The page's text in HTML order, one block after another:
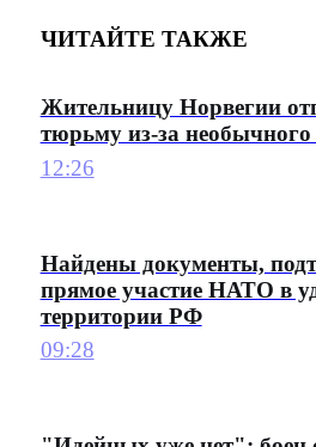
ЧИТАЙТЕ ТАКЖЕ
Жительницу Норвегии
тюрьму из-за
12:26
Найдены документы,
прямое участие НАТО в
территории РФ
09:28